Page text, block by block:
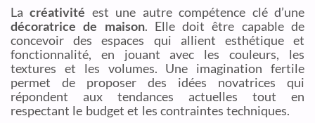
Lacréativité est une autre compétence clé d’une
décoratrice de maison. Elle doit être capable de
concevoir des espaces qui allient esthétique et
fonctionnalité, en jouant avec les couleurs, les
textures et les volumes. Une imagination fertile
permet de proposer des idées novatrices qui
répondent aux tendances actuelles tout en
respectant le budget et les contraintes techniques.